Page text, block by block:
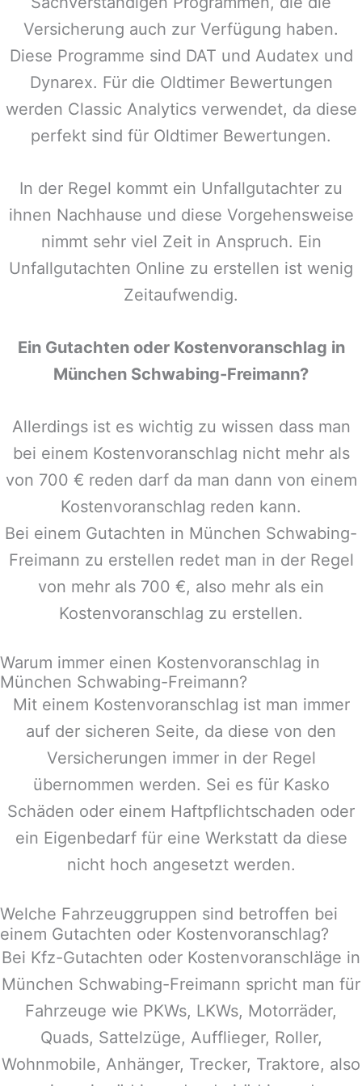
Versicherung auch zur Verfügung haben.
Diese Programme sind DAT und Audatex und
Dynarex. Für die Oldtimer Bewertungen
werden Classic Analytics verwendet, da diese
perfekt sind für Oldtimer Bewertungen.
In der Regel kommt ein Unfallgutachter zu
ihnen Nachhause und diese Vorgehensweise
nimmt sehr viel Zeit in Anspruch. Ein
Unfallgutachten Online zu erstellen ist wenig
Zeitaufwendig.
Ein Gutachten oder Kostenvoranschlag in
München Schwabing-Freimann?
Allerdings ist es wichtig zu wissen dass man
bei einem Kostenvoranschlag nicht mehr als
von 700 € reden darf da man dann von einem
Kostenvoranschlag reden kann.
Bei einem Gutachten in München Schwabing-
Freimann zu erstellen redet man in der Regel
von mehr als 700 €, also mehr als ein
Kostenvoranschlag zu erstellen.
Warum immer einen Kostenvoranschlag in
München Schwabing-Freimann?
Mit einem Kostenvoranschlag ist man immer
auf der sicheren Seite, da diese von den
Versicherungen immer in der Regel
übernommen werden. Sei es für Kasko
Schäden oder einem Haftpflichtschaden oder
ein Eigenbedarf für eine Werkstatt da diese
nicht hoch angesetzt werden.
Welche Fahrzeuggruppen sind betroffen bei
einem Gutachten oder Kostenvoranschlag?
Bei Kfz-Gutachten oder Kostenvoranschläge in
München Schwabing-Freimann spricht man für
Fahrzeuge wie PKWs, LKWs, Motorräder,
Quads, Sattelzüge, Aufflieger, Roller,
Wohnmobile, Anhänger, Trecker, Traktore, also